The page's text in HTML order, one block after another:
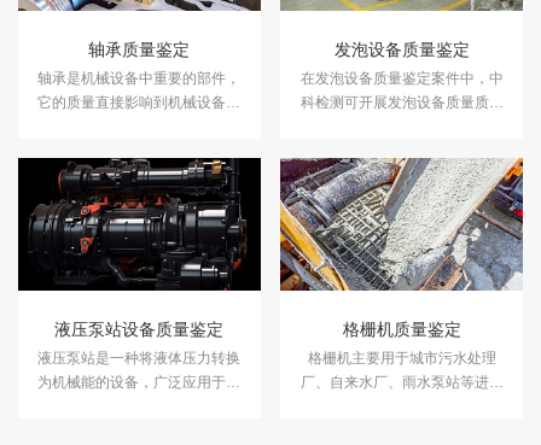
轴承质量鉴定
轴承是机械设备中重要的部件，
它的质量直接影响到机械设备的
质量鉴定服务。
发泡设备质量鉴定
在发泡设备质量鉴定案件中，中
科检测可开展发泡设备质量质量
液压泵站设备质量鉴定
​液压泵站是一种将液体压力转换
为机械能的设备，广泛应用于机
格栅机质量鉴定
格栅机主要用于城市污水处理
厂、自来水厂、雨水泵站等进水